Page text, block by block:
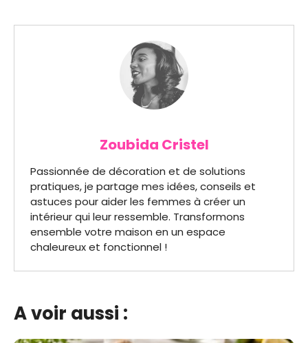
Zoubida Cristel
Passionnée de décoration et de solutions
pratiques, je partage mes idées, conseils et
astuces pour aider les femmes à créer un
intérieur qui leur ressemble. Transformons
ensemble votre maison en un espace
chaleureux et fonctionnel !
A voir aussi :